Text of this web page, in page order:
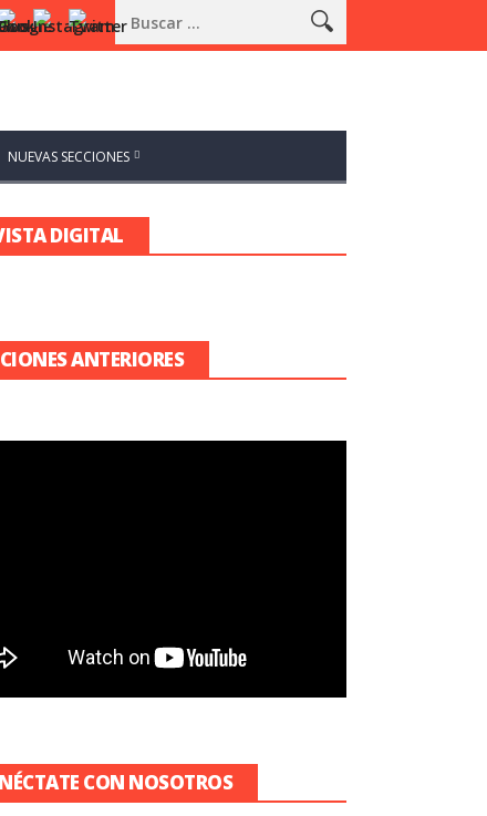
NUEVAS SECCIONES
DIGITAL
ANTERIORES
CON NOSOTROS